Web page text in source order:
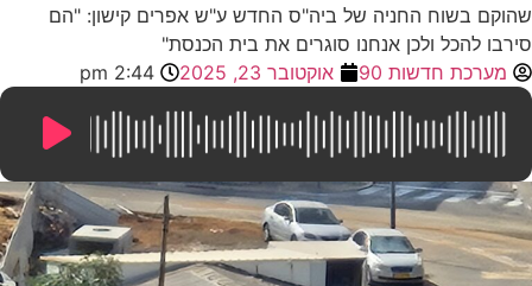
שהוקם בשוח החניה של ביה"ס החדש ע"ש אפרים קישון: "הם
סירבו להכל ולכן אנחנו סוגרים את בית הכנסת"
מערכת חדשות 90
אוקטובר 23, 2025 2:44 pm
0:00
/
13:39